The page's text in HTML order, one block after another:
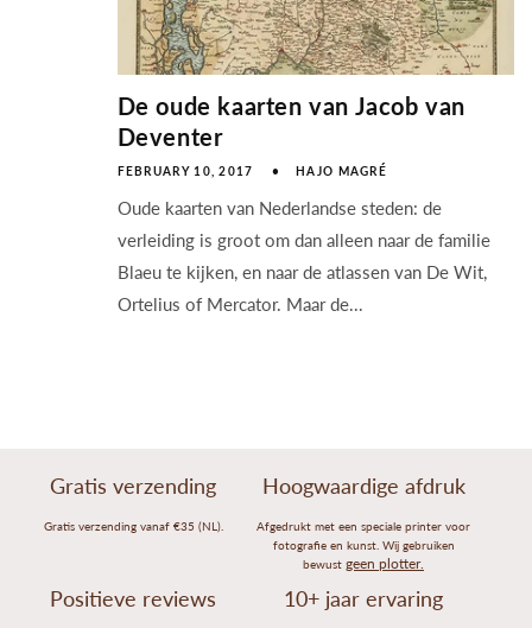
De oude kaarten van Jacob van
Deventer
FEBRUARY 10, 2017 HAJO MAGRÉ
Oude kaarten van Nederlandse steden: de
verleiding is groot om dan alleen naar de familie
Blaeu te kijken, en naar de atlassen van De Wit,
Ortelius of Mercator. Maar de...
Gratis verzending
Gratis verzending vanaf €35 (NL).
Hoogwaardige afdruk
Afgedrukt met een speciale printer voor
fotografie en kunst. Wij gebruiken
bewust geen plotter.
Positieve reviews 10+ jaar ervaring